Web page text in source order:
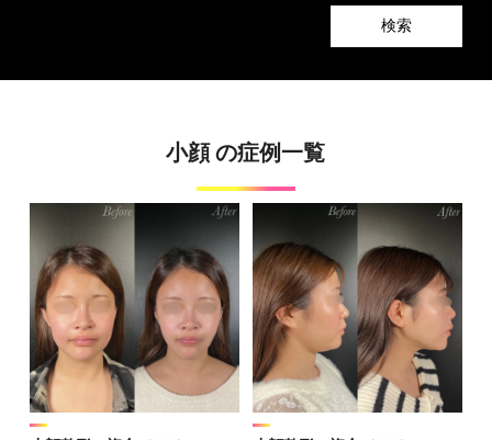
小顔 の症例⼀覧